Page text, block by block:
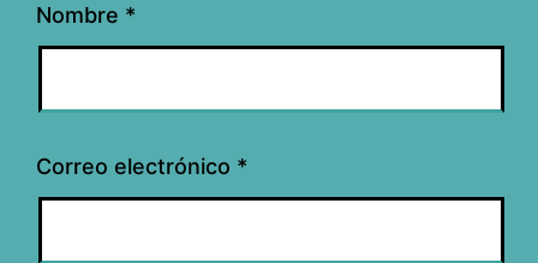
Nombre *
Correo electrónico *